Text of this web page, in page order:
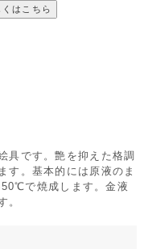
くはこちら
具です。艶を抑えた格調
す。基本的には原液のま
で焼成します。金液
。